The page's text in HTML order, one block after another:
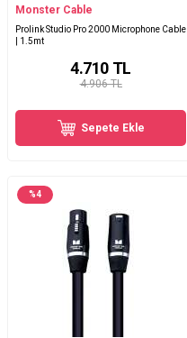
Monster Cable
Prolink Studio Pro 2000 Microphone Cable
| 1.5mt
4.906 TL
4.710 TL
Sepete Ekle
%4